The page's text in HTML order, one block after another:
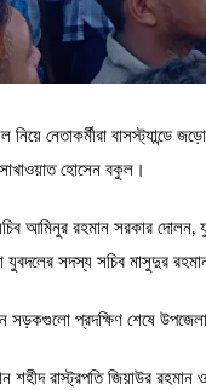
নেতাকর্মীরা বাসস্ট্যান্ডে
হোসেন বকুল।
আমিনুর রহমান সরকার দোলন,
সদস্য সচিব মাসুদুর
সড়কগুলো প্রদক্ষিণ শেষে
রাস্ট্রপতি জিয়াউর রহমান